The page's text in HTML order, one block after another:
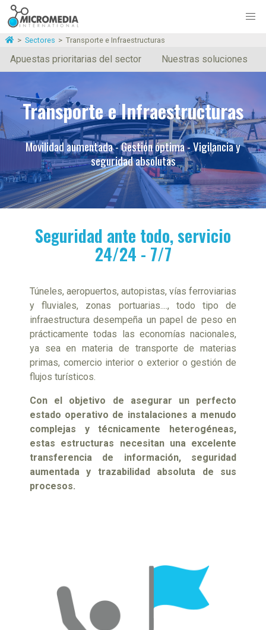
> Sectores > Transporte e Infraestructuras
Apuestas prioritarias del sector Nuestras soluciones
Transporte e Infraestructuras
Movilidad aumentada - Gestión óptima - Vigilancia y
seguridad absolutas
Seguridad ante todo, servicio
24/24 - 7/7
Túneles, aeropuertos, autopistas, vías ferroviarias
y fluviales, zonas portuarias...., todo tipo de
infraestructura desempeña un papel de peso en
prácticamente todas las economías nacionales,
ya sea en materia de transporte de materias
primas, comercio interior o exterior o gestión de
flujos turísticos.
Con el objetivo de asegurar un perfecto
estado operativo de instalaciones a menudo
complejas y técnicamente heterogéneas,
estas estructuras necesitan una excelente
transferencia de información, seguridad
aumentada y trazabilidad absoluta de sus
procesos.